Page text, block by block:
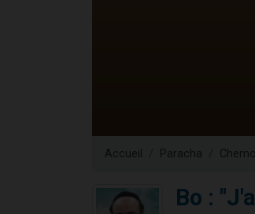
Accueil Paracha
Bo :